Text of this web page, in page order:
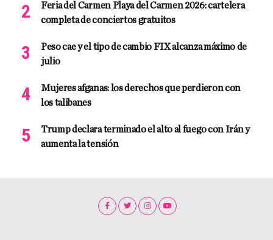
Feria del Carmen Playa del Carmen 2026: cartelera
completa de conciertos gratuitos
Peso cae y el tipo de cambio FIX alcanza máximo de
julio
Mujeres afganas: los derechos que perdieron con
los talibanes
Trump declara terminado el alto al fuego con Irán y
aumenta la tensión